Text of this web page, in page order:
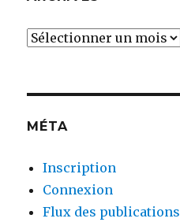
Archives
MÉTA
Inscription
Connexion
Flux des publications